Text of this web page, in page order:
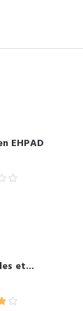
EHPAD
et...